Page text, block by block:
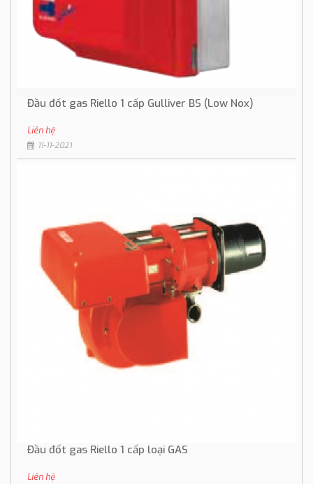
Đầu đốt gas Riello 1 cấp Gulliver BS (Low Nox)
Liên hệ
11-11-2021
Đầu đốt gas Riello 1 cấp loại GAS
Liên hệ